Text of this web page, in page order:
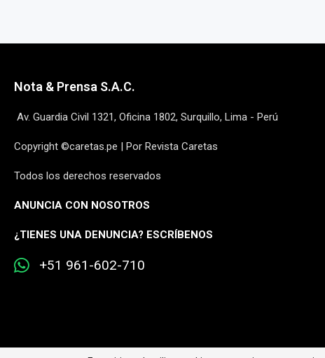
Nota & Prensa S.A.C.
Av. Guardia Civil 1321, Oficina 1802, Surquillo, Lima - Perú
Copyright ©caretas.pe | Por Revista Caretas
Todos los derechos reservados
ANUNCIA CON NOSOTROS
¿TIENES UNA DENUNCIA? ESCRÍBENOS
+51 961-602-710